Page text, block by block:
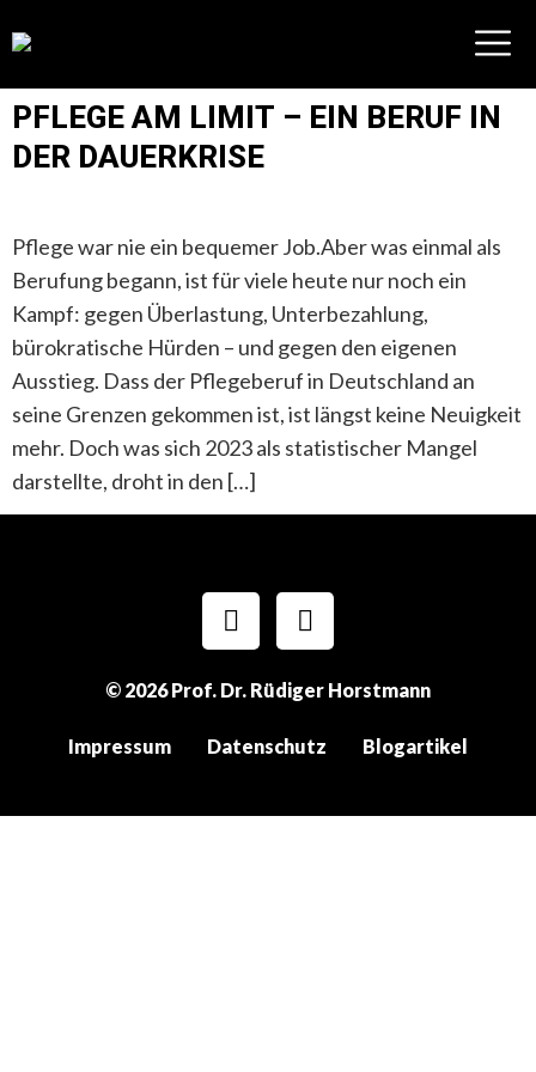
PFLEGE AM LIMIT – EIN BERUF IN
DER DAUERKRISE
Pflege war nie ein bequemer Job.Aber was einmal als
Berufung begann, ist für viele heute nur noch ein
Kampf: gegen Überlastung, Unterbezahlung,
bürokratische Hürden – und gegen den eigenen
Ausstieg. Dass der Pflegeberuf in Deutschland an
seine Grenzen gekommen ist, ist längst keine Neuigkeit
mehr. Doch was sich 2023 als statistischer Mangel
darstellte, droht in den […]
© 2026 Prof. Dr. Rüdiger Horstmann
Impressum Datenschutz Blogartikel